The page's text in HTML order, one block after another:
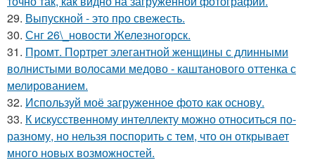
29. Выпускной - это про свежесть.
30. Снг 26\_новости Железногорск.
31. Промт. Портрет элегантной женщины с длинными
волнистыми волосами медово - каштанового оттенка с
мелированием.
32. Используй моё загруженное фото как основу.
33. К искусственному интеллекту можно относиться по-
разному, но нельзя поспорить с тем, что он открывает
много новых возможностей.